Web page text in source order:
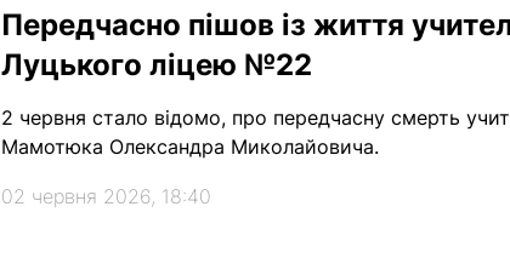
Передчасно пішов із життя
Луцького ліцею №22
2 червня стало відомо, про передчасну смерть
Мамотюка Олександра Миколайовича.
02 червня 2026, 18:40